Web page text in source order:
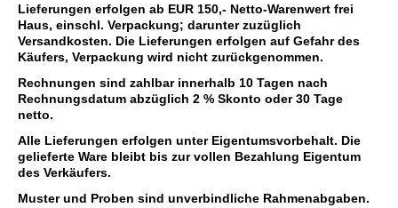
Lieferungen erfolgen ab EUR 150,- Netto-Warenwert frei
Haus, einschl. Verpackung; darunter zuzüglich
Versandkosten. Die Lieferungen erfolgen auf Gefahr des
Käufers, Verpackung wird nicht zurückgenommen.
Rechnungen sind zahlbar innerhalb 10 Tagen nach
Rechnungsdatum abzüglich 2 % Skonto oder 30 Tage
netto.
Alle Lieferungen erfolgen unter Eigentumsvorbehalt. Die
gelieferte Ware bleibt bis zur vollen Bezahlung Eigentum
des Verkäufers.
Muster und Proben sind unverbindliche Rahmenabgaben.